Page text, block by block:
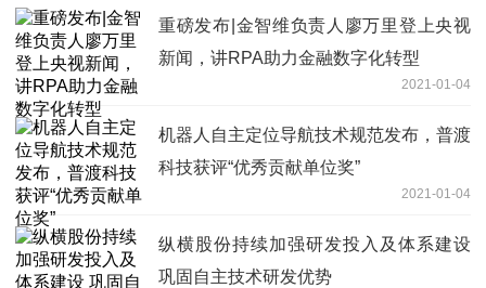
重磅发布|金智维负责人廖万里登上央视
新闻，讲RPA助力金融数字化转型
2021-01-04
机器人自主定位导航技术规范发布，普渡
科技获评“优秀贡献单位奖”
2021-01-04
纵横股份持续加强研发投入及体系建设
巩固自主技术研发优势